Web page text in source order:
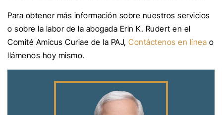
Para obtener más información sobre nuestros servicios
o sobre la labor de la abogada Erin K. Rudert en el
Comité Amicus Curiae de la PAJ, Contáctenos en línea o
llámenos hoy mismo.